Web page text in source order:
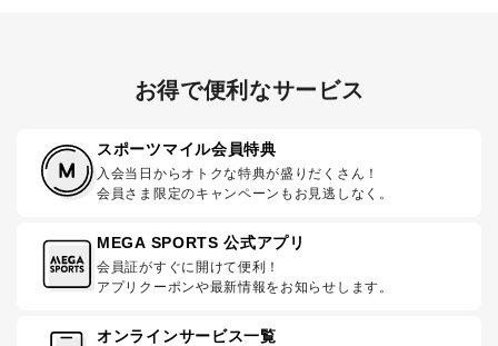
お得で便利なサービス
スポーツマイル会員特典
入会当日からオトクな特典が盛りだくさん！
会員さま限定のキャンペーンもお見逃しなく。
MEGA SPORTS 公式アプリ
会員証がすぐに開けて便利！
アプリクーポンや最新情報をお知らせします。
オンラインサービス一覧